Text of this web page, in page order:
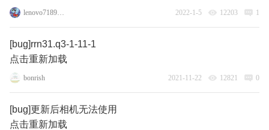
lenovo71896016 2022-1-5 12203 1
[bug]rrn31.q3-1-11-1
点击重新加载
bonrish 2021-11-22 12821 0
[bug]更新后相机无法使用
点击重新加载